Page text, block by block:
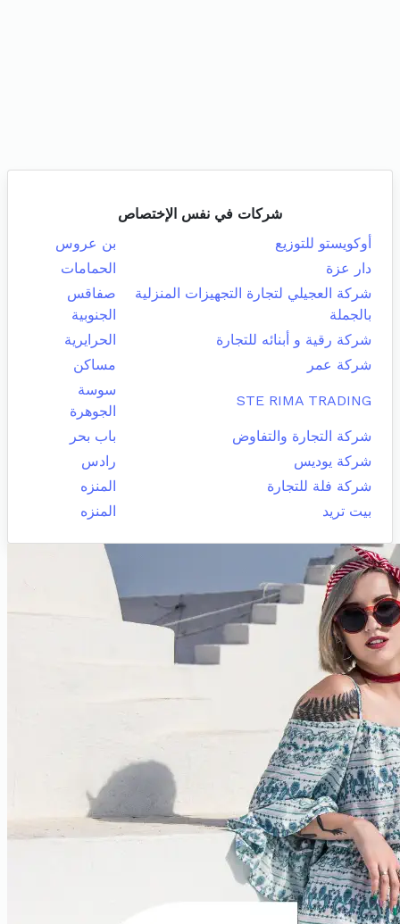
شركات في نفس الإختصاص
أوكويستو للتوزيع
بن عروس
دار عزة
الحمامات
شركة العجيلي لتجارة التجهيزات المنزلية
بالجملة
صفاقس
الجنوبية
شركة رقية و أبنائه للتجارة
الحرايرية
شركة عمر
مساكن
STE RIMA TRADING
سوسة
الجوهرة
شركة التجارة والتفاوض
باب بحر
شركة يوديس
رادس
شركة فلة للتجارة
المنزه
بيت تريد
المنزه